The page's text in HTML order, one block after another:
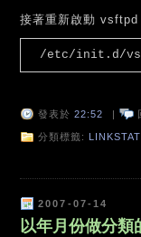
接著重新啟動 vsftpd
/etc/init.d/
發表於 22:52
分類標籤:
2007-07-14
以年月份做分